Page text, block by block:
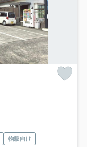
物販向け